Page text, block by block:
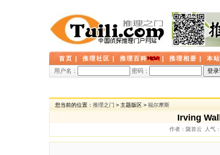
首页 推理社区 推理百科 推理相册
本
用户名：
密码：
您当前的位置： 推理之门 > 主题版区 > 福尔摩斯
Irving
作者：陇首云 人气